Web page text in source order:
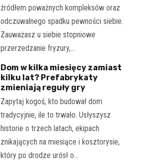
źródłem poważnych kompleksów oraz
odczuwalnego spadku pewności siebie.
Zauważasz u siebie stopniowe
przerzedzanie fryzury,…
Dom w kilka miesięcy zamiast
kilku lat? Prefabrykaty
zmieniają reguły gry
Zapytaj kogoś, kto budował dom
tradycyjnie, ile to trwało. Usłyszysz
historie o trzech latach, ekipach
znikających na miesiące i kosztorysie,
który po drodze urósł o…